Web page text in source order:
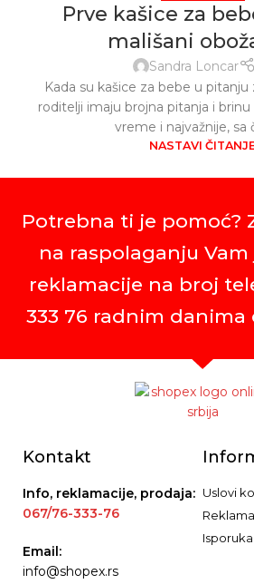
Prve kašice za
mališani
Sandra Loncar
Kada su kašice za bebe u
roditelji imaju brojna pitanja i brinu
vreme i najvažnije, sa
NASTAVI
Potrebna ti je pomoć?
na raspolaganju Vam
reklamacije na broj
333 76 radnim danima
Kontakt
Info, reklamacije, prodaja:
067/76-333-76
Email:
info@shopex.rs
Uslovi